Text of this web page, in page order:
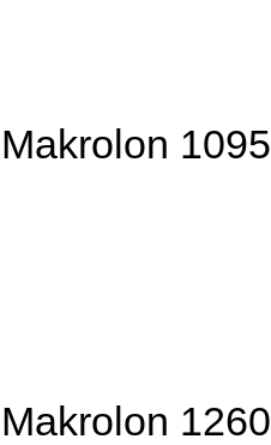
Makrolon 1095
Makrolon 1260